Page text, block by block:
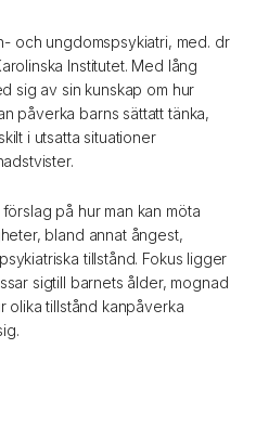
och ungdomspsykiatri, med. dr
Institutet. Med lång
sig av sin kunskap om hur
påverka barns sättatt tänka,
i utsatta situationer
på hur man kan möta
bland annat ångest,
tillstånd. Fokus ligger
sigtill barnets ålder, mognad
olika tillstånd kanpåverka